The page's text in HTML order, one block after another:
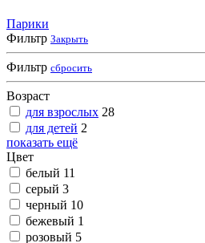
Парики
Фильтр Закрыть
Фильтр сбросить
Возраст
для взрослых 28
для детей 2
показать ещё
Цвет
белый 11
серый 3
черный 10
бежевый 1
розовый 5